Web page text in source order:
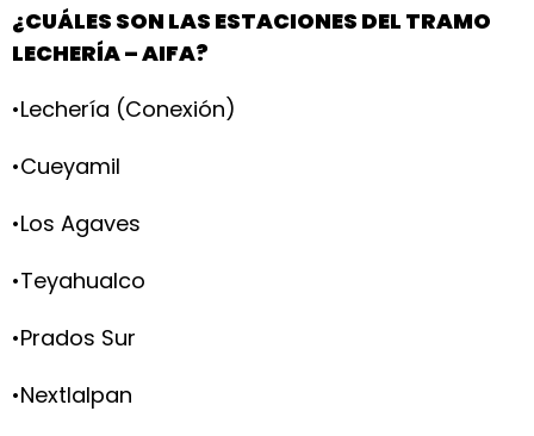
¿CUÁLES SON LAS ESTACIONES DEL TRAMO
LECHERÍA – AIFA?
•Lechería (Conexión)
•Cueyamil
•Los Agaves
•Teyahualco
•Prados Sur
•Nextlalpan